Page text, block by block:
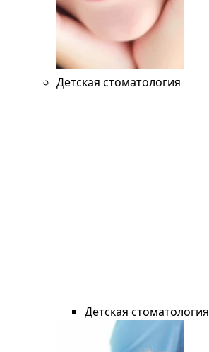
Детская стоматология
Детская стоматология